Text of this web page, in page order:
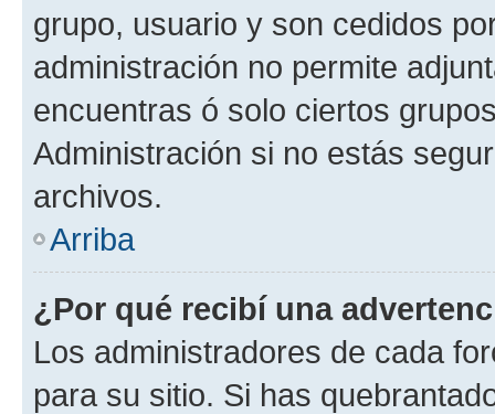
grupo, usuario y son cedidos
administración no permite
encuentras ó solo ciertos
Administración si no estás
archivos.
Arriba
¿Por qué recibí una
Los administradores de cada
para su sitio. Si has